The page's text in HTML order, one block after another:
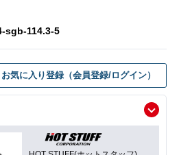
sgb-114.3-5
お気に入り登録（会員登録/ログイン）